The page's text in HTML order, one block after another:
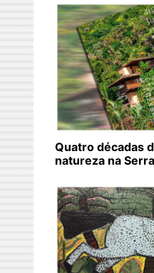
Quatro décadas
natureza na